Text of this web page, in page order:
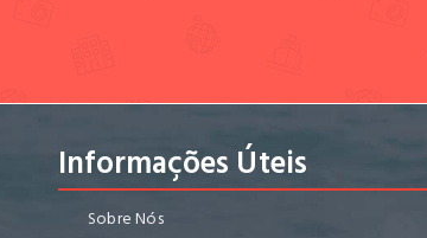
Informações Úteis
Sobre Nós